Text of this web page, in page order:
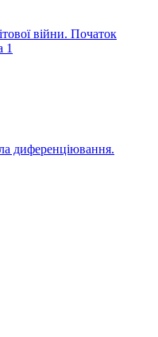
війни. Початок
1
диференціювання.